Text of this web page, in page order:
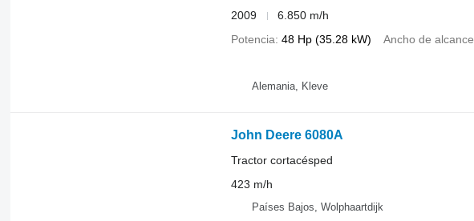
2009
6.850 m/h
Potencia 48 Hp (35.28 kW) Ancho de alcance
Alemania, Kleve
John Deere 6080A
Tractor cortacésped
423 m/h
Países Bajos, Wolphaartdijk